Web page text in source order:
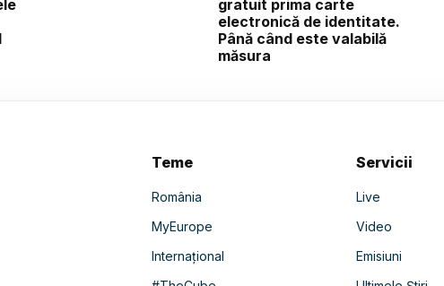
gratuit prima carte
electronică de identitate.
Până când este valabilă
măsura
Teme
România
MyEurope
Internațional
Servicii
Live
Video
Emisiuni